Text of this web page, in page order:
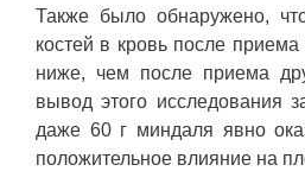
Также было обнаружено,
костей в кровь после
ниже, чем после приема
вывод этого исследования
даже 60 г миндаля явно
положительное влияние на